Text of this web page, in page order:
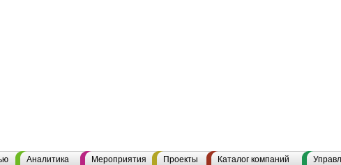
Аналитика Мероприятия Проекты Каталог компаний